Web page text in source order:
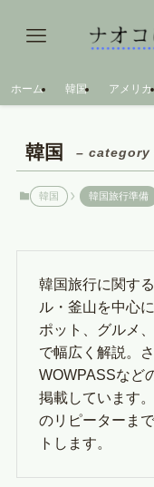
ホーム 韓国 アメリカ
韓国 – category
韓国 韓国旅行準備
韓国旅行に関す
ル・釜山を中心
ポット、グルメ
で幅広く解説。
WOWPASSなど
掲載しています
のリピーターま
トします。